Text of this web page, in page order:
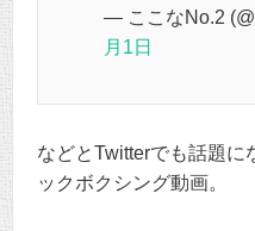
— ここなNo.2
月1日
などとTwitterでも話題に
ックボクシング動画。